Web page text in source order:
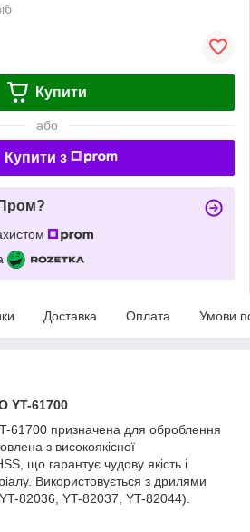
Купити
або
Купити з
Доставка Оплата Умови
YT-61700
61700 призначена для оброблення
з високоякісної
що гарантує чудову якість і
Використовується з дрилями
82036, YT-82037, YT-82044).